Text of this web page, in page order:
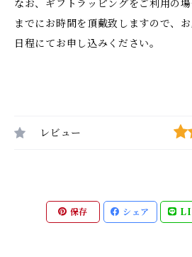
なお、ギフトラッピングをご利用の
までにお時間を頂戴致しますので、
日程にてお申し込みください。
レビュー
保存 シェア